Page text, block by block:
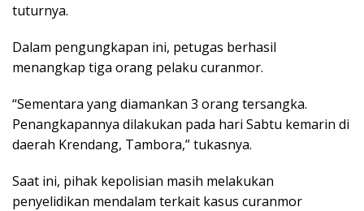
tuturnya.
Dalam pengungkapan ini, petugas berhasil
menangkap tiga orang pelaku curanmor.
“Sementara yang diamankan 3 orang tersangka.
Penangkapannya dilakukan pada hari Sabtu kemarin di
daerah Krendang, Tambora,” tukasnya.
Saat ini, pihak kepolisian masih melakukan
penyelidikan mendalam terkait kasus curanmor